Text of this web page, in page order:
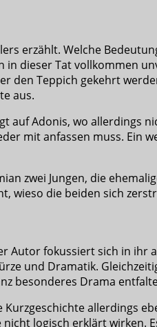
erzählt. Welche
in dieser Tat vollkommen
den Teppich gekehrt
aus.
auf Adonis, wo allerdings
mit anfassen muss. Ein
zwei Jungen, die
wieso die beiden sich
Autor fokussiert sich in ihr
und Dramatik.
besonderes Drama
allerdings
logisch erklärt wirken.